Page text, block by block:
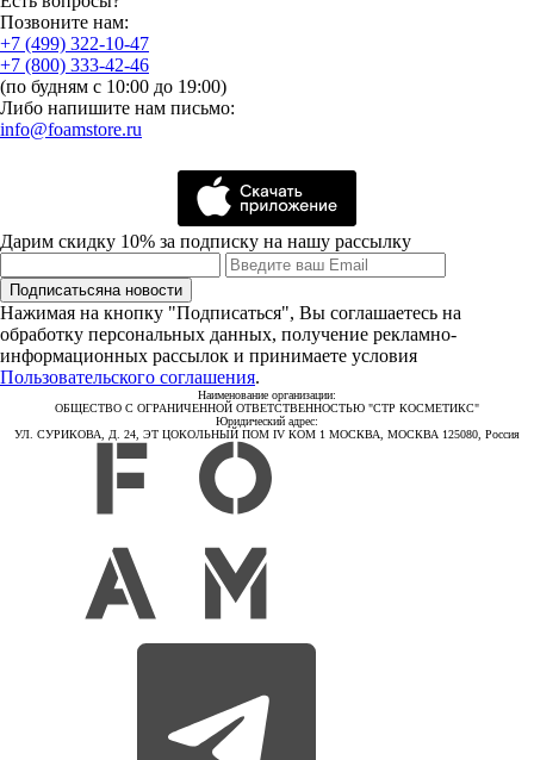
Позвоните нам:
+7 (499) 322-10-47
+7 (800) 333-42-46
(по будням с 10:00 до 19:00)
Либо напишите нам письмо:
info@foamstore.ru
Дарим скидку 10% за подписку на нашу рассылку
Подписатьсяна новости
Нажимая на кнопку "Подписаться", Вы соглашаетесь на
обработку персональных данных, получение рекламно-
информационных рассылок и принимаете условия
Пользовательского соглашения.
Наименование организации:
ОБЩЕСТВО С ОГРАНИЧЕННОЙ ОТВЕТСТВЕННОСТЬЮ "СТР КОСМЕТИКС"
Юридический адрес:
УЛ. СУРИКОВА, Д. 24, ЭТ ЦОКОЛЬНЫЙ ПОМ IV КОМ 1 МОСКВА, МОСКВА 125080, Россия